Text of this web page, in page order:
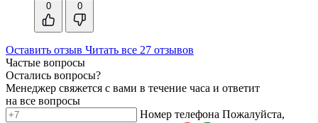
0 0
Оставить отзыв Читать все 27 отзывов
Частые вопросы
Остались вопросы?
Менеджер свяжется с вами в течение часа и ответит
на все вопросы
Номер телефона Пожалуйста,